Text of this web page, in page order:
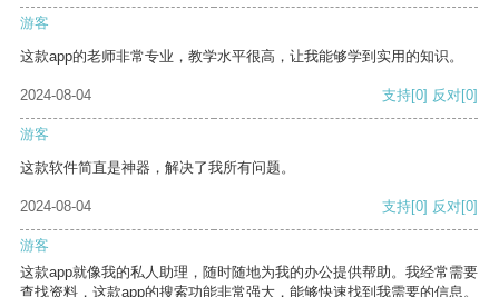
游客
这款app的老师非常专业，教学水平很高，让我能够学到实用的知识。
2024-08-04 支持[0] 反对[0]
游客
这款软件简直是神器，解决了我所有问题。
2024-08-04 支持[0] 反对[0]
游客
这款app就像我的私人助理，随时随地为我的办公提供帮助。我经常需要
查找资料，这款app的搜索功能非常强大，能够快速找到我需要的信息。